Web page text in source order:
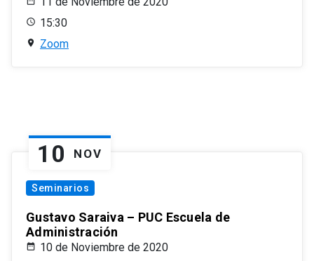
15:30
Zoom
10 NOV
Seminarios
Gustavo Saraiva – PUC Escuela de
Administración
10 de Noviembre de 2020